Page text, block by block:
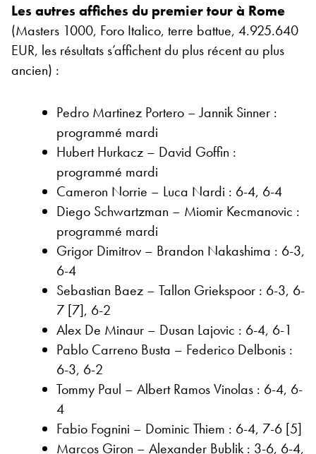
Les autres affiches du premier tour à Rome
(Masters 1000, Foro Italico, terre battue, 4.925.640
EUR, les résultats s’affichent du plus récent au plus
ancien) :
Pedro Martinez Portero – Jannik Sinner :
programmé mardi
Hubert Hurkacz – David Goffin :
programmé mardi
Cameron Norrie – Luca Nardi : 6-4, 6-4
Diego Schwartzman – Miomir Kecmanovic :
programmé mardi
Grigor Dimitrov – Brandon Nakashima : 6-3,
6-4
Sebastian Baez – Tallon Griekspoor : 6-3, 6-
7 [7], 6-2
Alex De Minaur – Dusan Lajovic : 6-4, 6-1
Pablo Carreno Busta – Federico Delbonis :
6-3, 6-2
Tommy Paul – Albert Ramos Vinolas : 6-4, 6-
4
Fabio Fognini – Dominic Thiem : 6-4, 7-6 [5]
Marcos Giron – Alexander Bublik : 3-6, 6-4,